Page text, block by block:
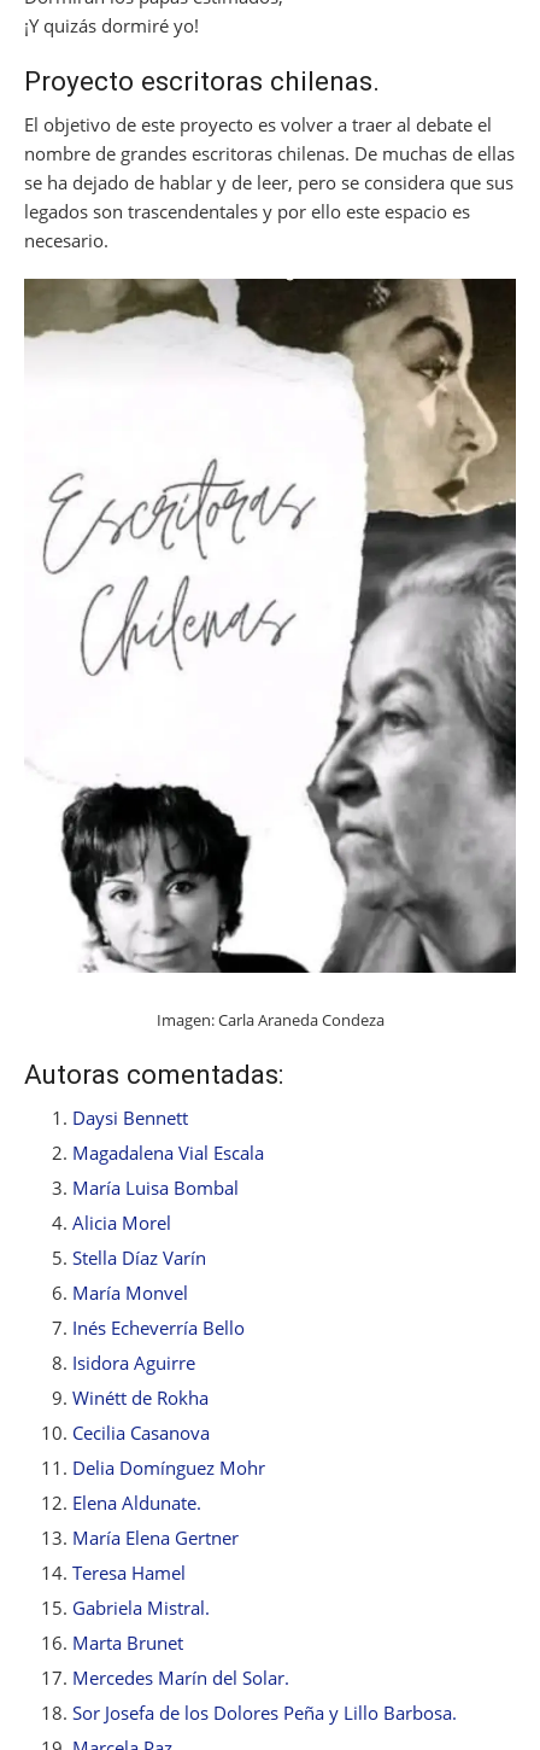
¡Y quizás dormiré yo!
Proyecto escritoras chilenas.
El objetivo de este proyecto es volver a traer al debate el
nombre de grandes escritoras chilenas. De muchas de ellas
se ha dejado de hablar y de leer, pero se considera que sus
legados son trascendentales y por ello este espacio es
necesario.
Imagen: Carla Araneda Condeza
Autoras comentadas:
Daysi Bennett
Magadalena Vial Escala
María Luisa Bombal
Alicia Morel
Stella Díaz Varín
María Monvel
Inés Echeverría Bello
Isidora Aguirre
Winétt de Rokha
Cecilia Casanova
Delia Domínguez Mohr
Elena Aldunate.
María Elena Gertner
Teresa Hamel
Gabriela Mistral.
Marta Brunet
Mercedes Marín del Solar.
Sor Josefa de los Dolores Peña y Lillo Barbosa.